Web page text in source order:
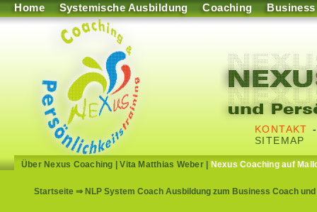
Home Systemische Ausbildung Coaching Business
KONTAKT
SITEMAP
Über Nexus Coaching |Vita Matthias Weber| Nexus Coaching auf
Startseite ⇒ NLP System Coach Ausbildung zum Business Coach